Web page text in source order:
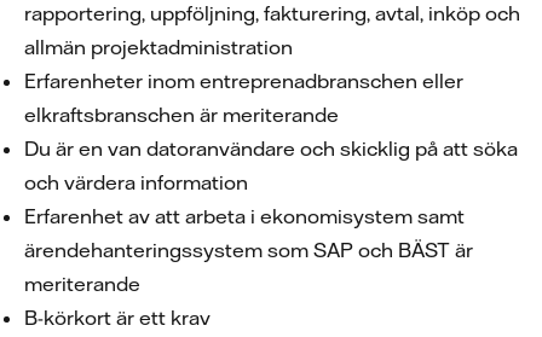
rapportering, uppföljning, fakturering, avtal, inköp och
allmän projektadministration
Erfarenheter inom entreprenadbranschen eller
elkraftsbranschen är meriterande
Du är en van datoranvändare och skicklig på att söka
och värdera information
Erfarenhet av att arbeta i ekonomisystem samt
ärendehanteringssystem som SAP och BÄST är
meriterande
B-körkort är ett krav